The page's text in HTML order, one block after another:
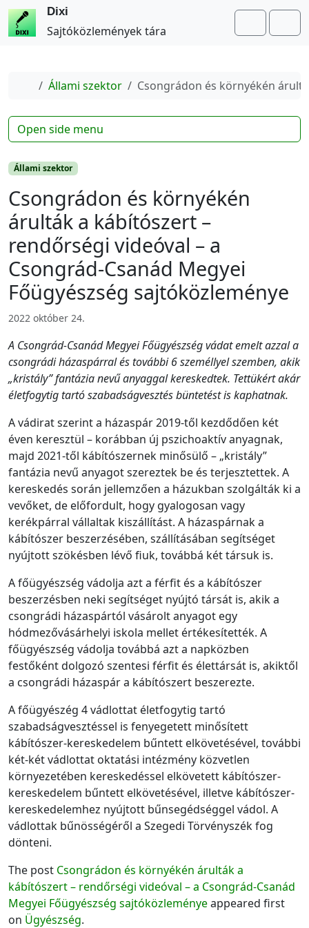
Dixi
Sajtóközlemények tára
Home
Állami szektor Csongrádon és környékén
Állami szektor
Csongrádon és környékén
árulták a kábítószert –
rendőrségi videóval – a
Csongrád-Csanád Megyei
Főügyészség sajtóközleménye
2022 október 24.
A Csongrád-Csanád Megyei Főügyészség vádat emelt azzal a
csongrádi házaspárral és további 6 személlyel szemben, akik
„kristály” fantázia nevű anyaggal kereskedtek. Tettükért akár
életfogytig tartó szabadságvesztés büntetést is kaphatnak.
A vádirat szerint a házaspár 2019-től kezdődően két
éven keresztül – korábban új pszichoaktív anyagnak,
majd 2021-től kábítószernek minősülő – „kristály”
fantázia nevű anyagot szereztek be és terjesztettek. A
kereskedés során jellemzően a házukban szolgálták ki a
vevőket, de előfordult, hogy gyalogosan vagy
kerékpárral vállaltak kiszállítást. A házaspárnak a
kábítószer beszerzésében, szállításában segítséget
nyújtott szökésben lévő fiuk, továbbá két társuk is.
A főügyészség vádolja azt a férfit és a kábítószer
beszerzésben neki segítséget nyújtó társát is, akik a
csongrádi házaspártól vásárolt anyagot egy
hódmezővásárhelyi iskola mellet értékesítették. A
főügyészség vádolja továbbá azt a napközben
festőként dolgozó szentesi férfit és élettársát is, akiktől
a csongrádi házaspár a kábítószert beszerezte.
A főügyészég 4 vádlottat életfogytig tartó
szabadságvesztéssel is fenyegetett minősített
kábítószer-kereskedelem bűntett elkövetésével, további
két-két vádlottat oktatási intézmény közvetlen
környezetében kereskedéssel elkövetett kábítószer-
kereskedelem bűntett elkövetésével, illetve kábítószer-
kereskedelemhez nyújtott bűnsegédséggel vádol. A
vádlottak bűnösségéről a Szegedi Törvényszék fog
dönteni.
The post Csongrádon és környékén árulták a
kábítószert – rendőrségi videóval – a Csongrád-Csanád
Megyei Főügyészség sajtóközleményeappeared first
on Ügyészség.
Open side menu